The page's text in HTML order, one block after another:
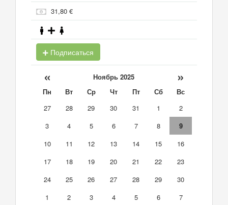
31,80 €
Подписаться
« Ноябрь 2025 »
Пн Вт Ср Чт Пт Сб
Вс
27
28 29 30 31 1
2
3
4 5 6 7 8
9
10
11 12 13 14 15
16
17
18 19 20 21 22
23
24
25 26 27 28 29
30
1
2 3 4 5 6 7